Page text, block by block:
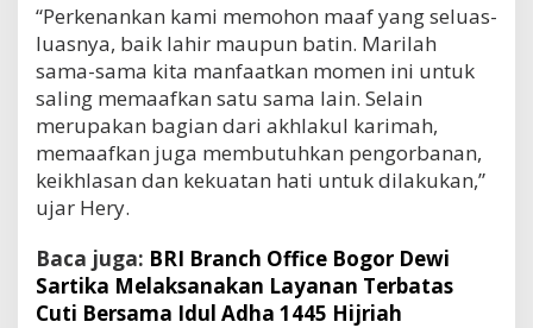
“Perkenankan kami memohon maaf yang seluas-
luasnya, baik lahir maupun batin. Marilah
sama-sama kita manfaatkan momen ini untuk
saling memaafkan satu sama lain. Selain
merupakan bagian dari akhlakul karimah,
memaafkan juga membutuhkan pengorbanan,
keikhlasan dan kekuatan hati untuk dilakukan,”
ujar Hery.
Baca juga: BRI Branch Office Bogor Dewi
Sartika Melaksanakan Layanan Terbatas
Cuti Bersama Idul Adha 1445 Hijriah